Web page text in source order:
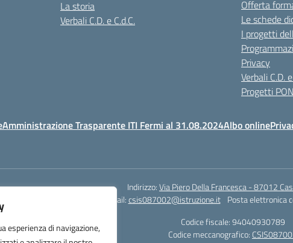
esperienza di navigazione,
La storia
Verbali C.D. e C.d.C.
Offerta
Le schede
I progetti
Privacy
Verbali C.D.
Progetti
Amministrazione Trasparente ITI Fermi al 31.08.2024Albo online
Indirizzo:Via Piero Della Francesca - 87012
Email:csis087002@istruzione.it Posta elettronica
Codice fiscale: 94040930789
Codice meccanografico: